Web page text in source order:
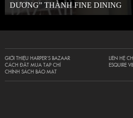
DƯƠNG” THÀNH FINE DINING
GIỚI THIỆU HARPER’S BAZAAR
CÁCH ĐẶT MUA TẠP CHÍ
CHÍNH SÁCH BẢO MẬT
LIÊN HỆ
ESQUIRE